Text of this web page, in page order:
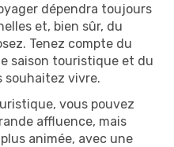
dépendra toujours
et, bien sûr, du
Tenez compte du
saison touristique et du
souhaitez vivre.
vous pouvez
affluence, mais
animée, avec une